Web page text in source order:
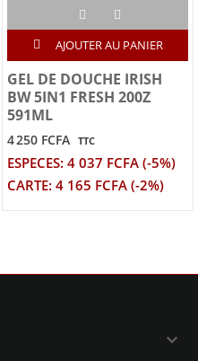
AJOUTER AU PANIER
GEL DE DOUCHE IRISH
BW 5IN1 FRESH 200Z
591ML
4 250 FCFA TTC
ESPECES: 4 037 FCFA (-5%)
CARTE: 4 165 FCFA (-2%)
